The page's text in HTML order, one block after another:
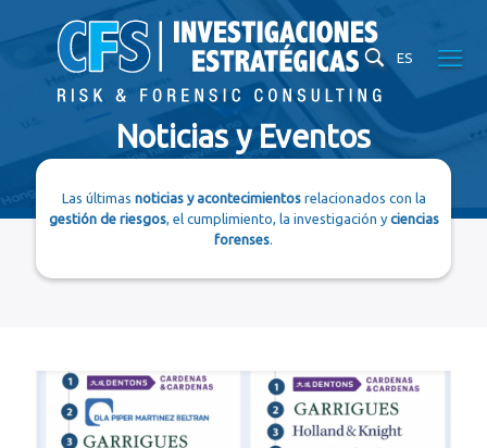
ES
Noticias y Eventos
Las últimas noticias y acontecimientosrelacionados con la
gestión de riesgos, el cumplimiento, la investigación yciencias
forenses.